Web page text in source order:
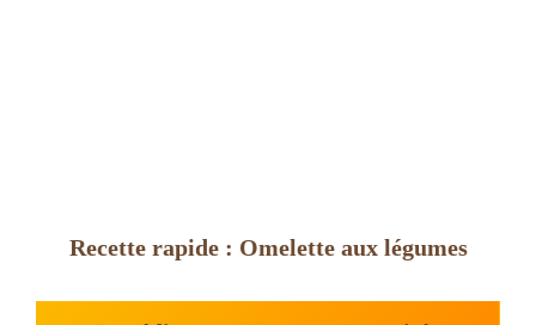
Recette rapide : Omelette aux légumes